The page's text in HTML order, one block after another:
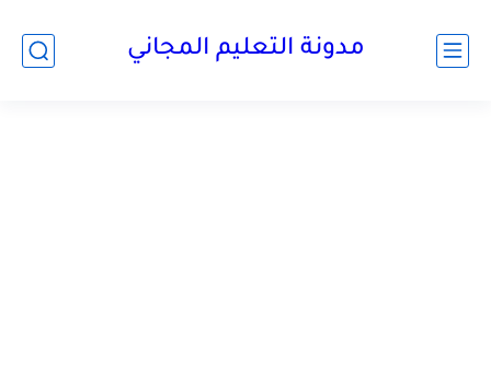
مدونة التعليم المجاني